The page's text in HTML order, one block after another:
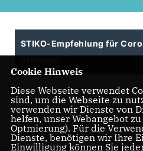
STIKO-Empfehlung für
Bettina M. Wiesmann MdB:
sozialen Leben wird für
STIKO-Empfehlung für Corona-
Cookie Hinweis
Diese Webseite verwendet
sind, um die Webseite zu
verwenden wir Dienste von
helfen, unser Webangebot
Optmierung). Für die
Dienste, benötigen wir Ihre
Einwilligung können Sie